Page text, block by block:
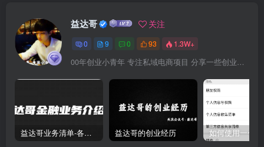
益达哥 关注
0 9 0 93 1.3W+
00年创业小青年 专注私域电商项目 分享一些创业故事 微信：4890293
益达哥业务清单-各大平台娶现-债务协商-二次分期 益达哥的创业经历